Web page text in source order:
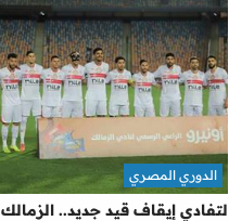
لتفادي إيقاف قيد جديد.. الزمالك
الدوري المصري